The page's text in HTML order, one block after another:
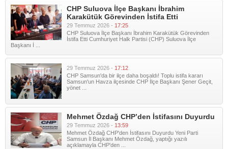
CHP Suluova İlçe Başkanı İbrahim
Karakütük Görevinden İstifa Etti
29 Temmuz 2026 - 17:25
CHP Suluova İlçe Başkanı İbrahim Karakütük Görevinden
İstifa Etti Cumhuriyet Halk Partisi (CHP) Suluova İlçe
Başkanı İ ...
29 Temmuz 2026 - 17:12
CHP Samsun'da bir ilçe daha boşaldı! Toplu istifa kararı
Samsun'un Havza ilçesinde CHP İlçe Başkanı Şener Geçit,
yönet ...
Mehmet Özdağ CHP’den İstifasını Duyurdu
29 Temmuz 2026 - 13:59
Mehmet Özdağ CHP'den İstifasını Duyurdu Yeni Parti
Samsun İl Başkanı Mehmet Özdağ, yaptığı yazılı
açıklamayla CHP'den ...